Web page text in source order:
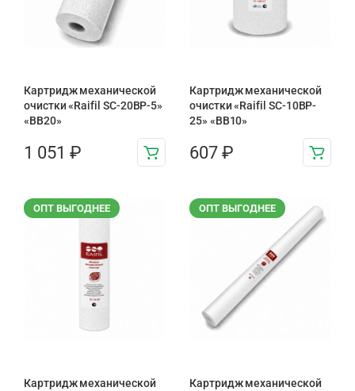
Картридж механической
очистки «Raifil SC-20BP-5»
«BB20»
1 051 ₽
Картридж механической
очистки «Raifil SC-10BP-
25» «BB10»
607 ₽
ОПТ ВЫГОДНЕЕ
Картридж механической
ОПТ ВЫГОДНЕЕ
Картридж механической